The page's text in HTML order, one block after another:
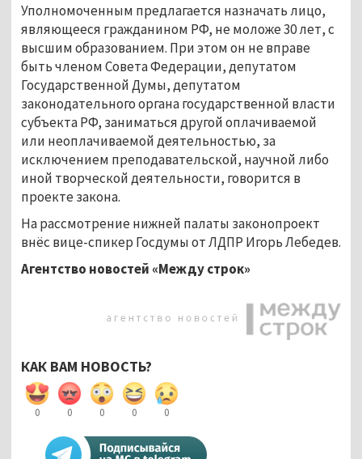
Уполномоченным предлагается назначать лицо,
являющееся гражданином РФ, не моложе 30 лет, с
высшим образованием. При этом он не вправе
быть членом Совета Федерации, депутатом
Государственной Думы, депутатом
законодательного органа государственной власти
субъекта РФ, заниматься другой оплачиваемой
или неоплачиваемой деятельностью, за
исключением преподавательской, научной либо
иной творческой деятельности, говорится в
проекте закона.
На рассмотрение нижней палаты законопроект
внёс вице-спикер Госдумы от ЛДПР Игорь Лебедев.
Агентство новостей «Между строк»
КАК ВАМ НОВОСТЬ?
0 0 0 0 0